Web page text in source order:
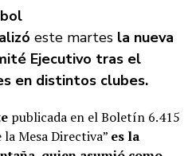
este martes la nueva
Ejecutivo tras el
en distintos clubes.
publicada en el Boletín 6.415
Mesa Directiva” es la